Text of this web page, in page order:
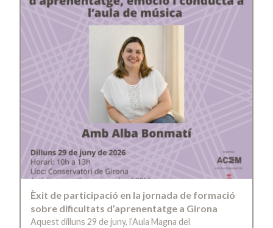
Èxit de participació en la jornada de formació
sobre dificultats d’aprenentatge a Girona
Aquest dilluns 29 de juny, l’Aula Magna del